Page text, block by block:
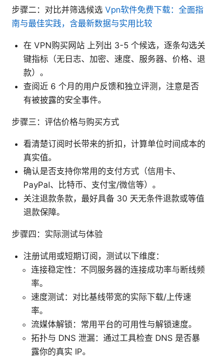
步骤二：对比并筛选候选 Vpn软件免费下载：全面指
南与最佳实践，含最新数据与实用比较
在 VPN购买网站 上列出 3-5 个候选，逐条勾选关
键指标（无日志、加密、速度、服务器、价格、退
款）。
查阅近 6 个月的用户反馈和独立评测，注意是否
有被披露的安全事件。
步骤三：评估价格与购买方式
看清楚订阅时长带来的折扣，计算单位时间成本的
真实值。
确认是否支持你常用的支付方式（信用卡、
PayPal、比特币、支付宝/微信等）。
关注退款条款，最好具备 30 天无条件退款或等值
退款保障。
步骤四：实际测试与体验
注册试用或短期订阅，测试以下维度：
连接稳定性：不同服务器的连接成功率与断线频
率。
速度测试：对比基线带宽的实际下载/上传速
率。
流媒体解锁：常用平台的可用性与解锁速度。
拓扑与 DNS 泄漏：通过工具检查 DNS 是否暴
露你的真实 IP。